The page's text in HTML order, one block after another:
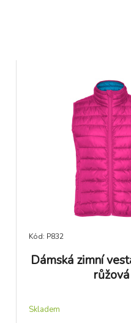
Kód: P832
Dámská zimní
růžová
Skladem